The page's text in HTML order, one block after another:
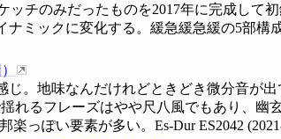
チのみだったものを2017年に完成して初
ミックに変化する。緩急緩急緩の5部構
）
。地味なんだけれどときどき微分音が
れるフレーズはやや尺八風でもあり、幽
楽っぽい要素が多い。Es-DurES2042 (